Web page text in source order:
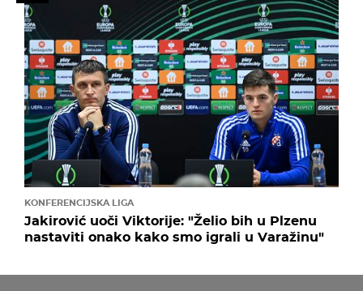
KONFERENCIJSKA LIGA
Jakirović uoči Viktorije: "Želio bih u Plzenu
nastaviti onako kako smo igrali u Varažinu"